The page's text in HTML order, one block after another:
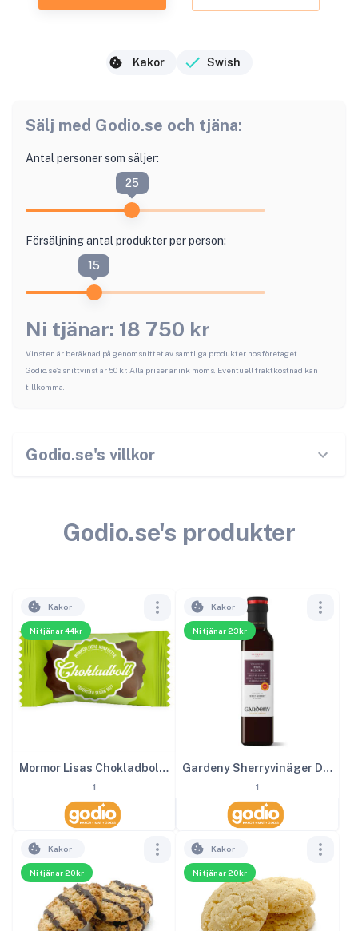
Kakor Swish
Sälj med Godio.se och tjäna:
Antal personer som säljer:
25
Försäljning antal produkter per person:
15
Ni tjänar: 18 750 kr
Vinsten är beräknad på genomsnittet av samtliga produkter hos företaget.
Godio.se's snittvinst är 50 kr. Alla priser är ink moms. Eventuell fraktkostnad kan
tillkomma.
Godio.se's villkor
Godio.se's produkter
Ni tjänar 44kr
Kakor
Mormor Lisas Chokladboll inslagen 2kg
1
Ni tjänar 23kr
Kakor
Gardeny Sherryvinäger DOP 25 cl
1
Ni tjänar 20kr
Kakor
Ni tjänar 20kr
Kakor